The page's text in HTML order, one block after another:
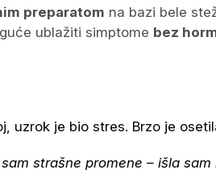
preparatom na bazi bele
ublažiti simptome bez
uzrok je bio stres. Brzo je
strašne promene – išla